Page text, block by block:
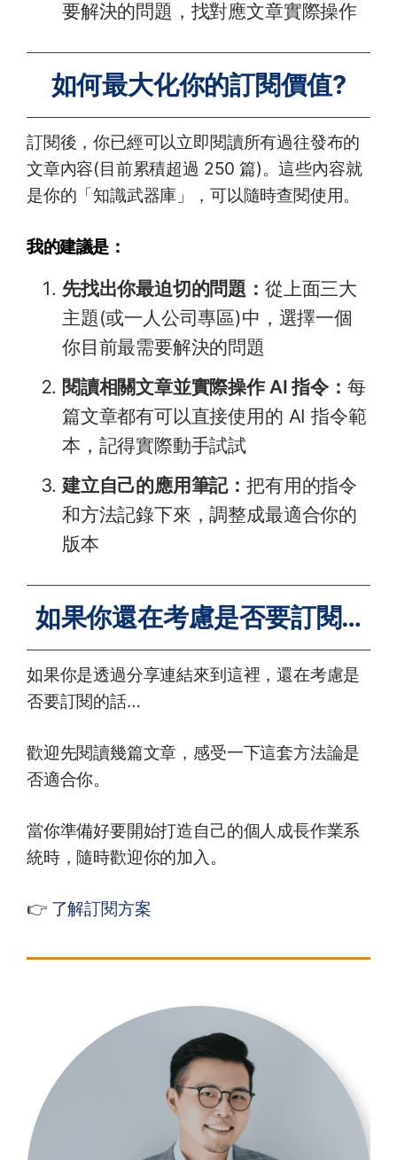
要解決的問題，找對應文章實際操作
如何最大化你的訂閱價值?
訂閱後，你已經可以立即閱讀所有過往發布的
文章內容(目前累積超過 250 篇)。這些內容就
是你的「知識武器庫」，可以隨時查閱使用。
我的建議是：
先找出你最迫切的問題： 從上面三大
主題(或一人公司專區)中，選擇一個
你目前最需要解決的問題
閱讀相關文章並實際操作 AI 指令： 每
篇文章都有可以直接使用的 AI 指令範
本，記得實際動手試試
建立自己的應用筆記：把有用的指令
和方法記錄下來，調整成最適合你的
版本
如果你還在考慮是否要訂閱…
如果你是透過分享連結來到這裡，還在考慮是
否要訂閱的話…
歡迎先閱讀幾篇文章，感受一下這套方法論是
否適合你。
當你準備好要開始打造自己的個人成長作業系
統時，隨時歡迎你的加入。
👉 了解訂閱方案